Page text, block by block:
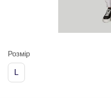
Розмір
L